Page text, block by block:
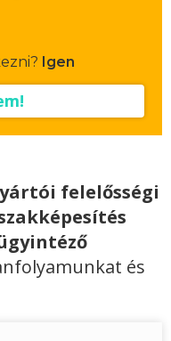
Igen
felelősségi
és